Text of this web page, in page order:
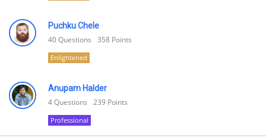
Puchku Chele
40Questions 358 Points
Enlightened
Anupam Halder
4Questions 239 Points
Professional